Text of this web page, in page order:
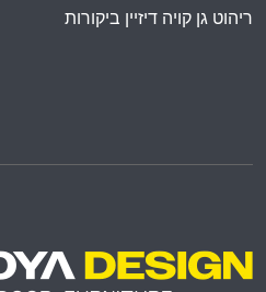
ריהוט גן קויה דיזיין ביקורות